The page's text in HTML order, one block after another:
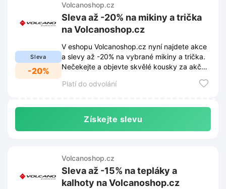
Sleva
-20%
Volcanoshop.cz
Sleva až -20% na mikiny a trička
na Volcanoshop.cz
V eshopu Volcanoshop.cz nyní najdete akce
a slevy až -20% na vybrané mikiny a trička.
Nečekejte a objevte skvělé kousky za akční
Platí do odvolání
Získejte slevu
Volcanoshop.cz
Sleva až -15% na tepláky a
kalhoty na Volcanoshop.cz